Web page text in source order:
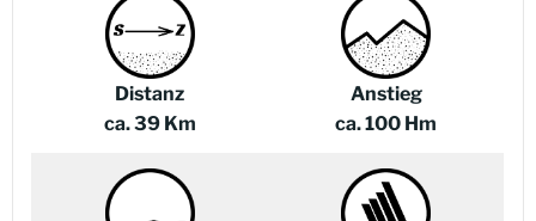
Distanz
ca. 39 Km
Anstieg
ca. 100 Hm